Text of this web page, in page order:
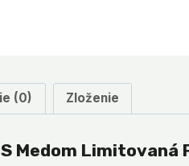
(0) Zloženie
Medom Limitovaná